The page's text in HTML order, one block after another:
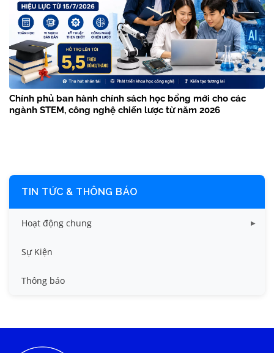
Chính phủ ban hành chính sách học bổng mới cho các
ngành STEM, công nghệ chiến lược từ năm 2026
TIN TỨC & THÔNG BÁO
Hoạt động chung
Tin công tác sinh viên
Tin đào tạo
Tin tức chung
Sự Kiện
Thông báo